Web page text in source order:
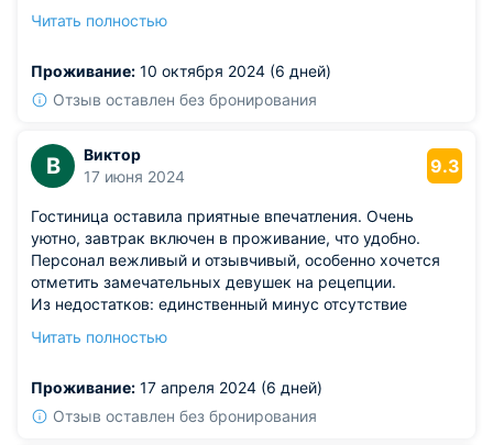
Средства гигиены предложены в одноразовых
Читать полностью
Проживание: 10 октября 2024 (6 дней)
Отзыв оставлен без бронирования
В
Виктор
17 июня 2024
9.3
Гостиница оставила приятные впечатления. Очень
уютно, завтрак включен в проживание, что удобно.
Персонал вежливый и отзывчивый, особенно хочется
отметить замечательных девушек на рецепции.
Из недостатков: единственный минус отсутствие
минут, пока сольется холодная вода и начнет идти
Читать полностью
Проживание: 17 апреля 2024 (6 дней)
Отзыв оставлен без бронирования